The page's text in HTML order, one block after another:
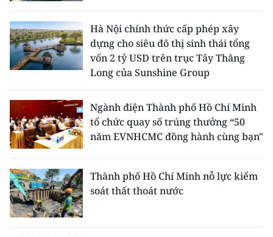
Hà Nội chính thức cấp phép xây
dựng cho siêu đô thị sinh thái tổng
vốn 2 tỷ USD trên trục Tây Thăng
Long của Sunshine Group
Ngành điện Thành phố Hồ Chí Minh
tổ chức quay số trúng thưởng “50
năm EVNHCMC đồng hành cùng bạn"
Thành phố Hồ Chí Minh nỗ lực kiểm
soát thất thoát nước